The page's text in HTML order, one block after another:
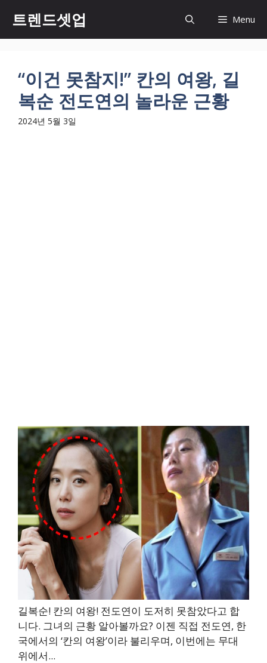
츠
트렌드셋업 Menu
“이건 못참지!” 칸의 여왕, 길
복순 전도연의 놀라운 근황
2024년 5월 3일
길복순! 칸의 여왕! 전도연이 도저히 못참았다고 합
니다. 그녀의 근황 알아볼까요? 이젠 직접 전도연, 한
국에서의 ‘칸의 여왕’이라 불리우며, 이번에는 무대
위에서...